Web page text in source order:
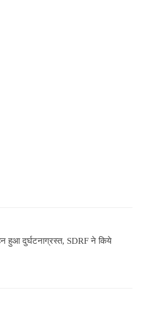
हुआ दुर्घटनाग्रस्त, SDRF ने किये